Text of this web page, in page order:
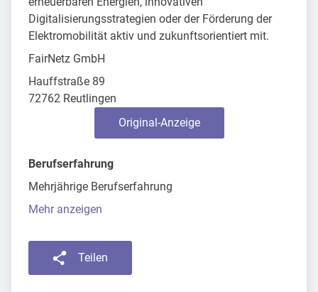
Digitalisierungsstrategien oder der Förderung der
Elektromobilität aktiv und zukunftsorientiert mit.
FairNetz GmbH
Hauffstraße 89
72762 Reutlingen
Original-Anzeige
Berufserfahrung
Mehrjährige Berufserfahrung
Mehr anzeigen
Teilen